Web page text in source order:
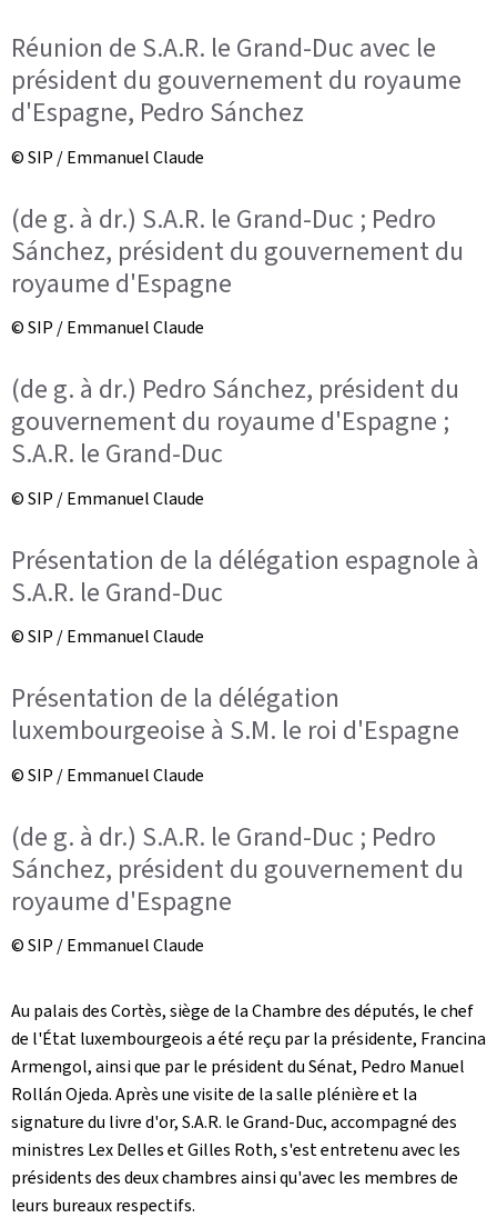
Réunion de S.A.R. le Grand-Duc avec le
président du gouvernement du royaume
d'Espagne, Pedro Sánchez
© SIP / Emmanuel Claude
(de g. à dr.) S.A.R. le Grand-Duc ; Pedro
Sánchez, président du gouvernement du
royaume d'Espagne
© SIP / Emmanuel Claude
(de g. à dr.) Pedro Sánchez, président du
gouvernement du royaume d'Espagne ;
S.A.R. le Grand-Duc
© SIP / Emmanuel Claude
Présentation de la délégation espagnole à
S.A.R. le Grand-Duc
© SIP / Emmanuel Claude
Présentation de la délégation
luxembourgeoise à S.M. le roi d'Espagne
© SIP / Emmanuel Claude
(de g. à dr.) S.A.R. le Grand-Duc ; Pedro
Sánchez, président du gouvernement du
royaume d'Espagne
© SIP / Emmanuel Claude
Au palais des Cortès, siège de la Chambre des députés, le chef
de l'État luxembourgeois a été reçu par la présidente, Francina
Armengol, ainsi que par le président du Sénat, Pedro Manuel
Rollán Ojeda. Après une visite de la salle plénière et la
signature du livre d'or, S.A.R. le Grand-Duc, accompagné des
ministres Lex Delles et Gilles Roth, s'est entretenu avec les
présidents des deux chambres ainsi qu'avec les membres de
leurs bureaux respectifs.